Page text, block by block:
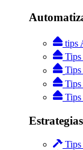
tips
Tips